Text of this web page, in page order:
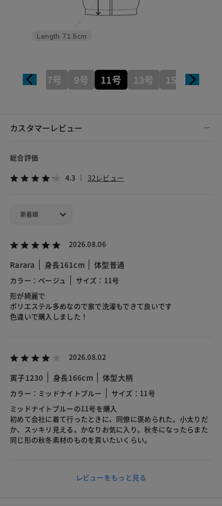
Length 71.5cm
7号 9号 11号 13号 15号
カスタマーレビュー
総合評価
4.3 32レビュー
2026.08.06
Rarara 身長161cm 体型普通
カラー：ベージュ
サイズ：11号
形が綺麗で
ポリエステル多めなので家で洗濯もできて良いです
色違いで購入しました！
2026.08.02
寅子1230 身長166cm 体型大柄
カラー：ミッドナイトブルー
サイズ：11号
ミッドナイトブルーの11号を購入
初めて会社に着て行ったときに、同僚に褒められた。小太りだ
か、スッキリ見える。かなりお気に入り。秋冬になったらまた
同じ形の秋冬素材のものを買いたいくらい。
レビューをもっと見る